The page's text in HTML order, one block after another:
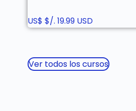
US$ $/. 19.99 USD
Ver todos los cursos